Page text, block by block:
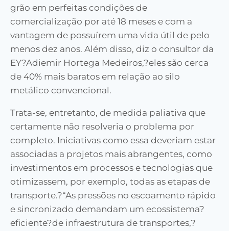
grão em perfeitas condições de
comercialização por até 18 meses e com a
vantagem de possuírem uma vida útil de pelo
menos dez anos. Além disso, diz o consultor da
EY?Adiemir Hortega Medeiros,?eles são cerca
de 40% mais baratos em relação ao silo
metálico convencional.
Trata-se, entretanto, de medida paliativa que
certamente não resolveria o problema por
completo. Iniciativas como essa deveriam estar
associadas a projetos mais abrangentes, como
investimentos em processos e tecnologias que
otimizassem, por exemplo, todas as etapas de
transporte.?“As pressões no escoamento rápido
e sincronizado demandam um ecossistema?
eficiente?de infraestrutura de transportes,?